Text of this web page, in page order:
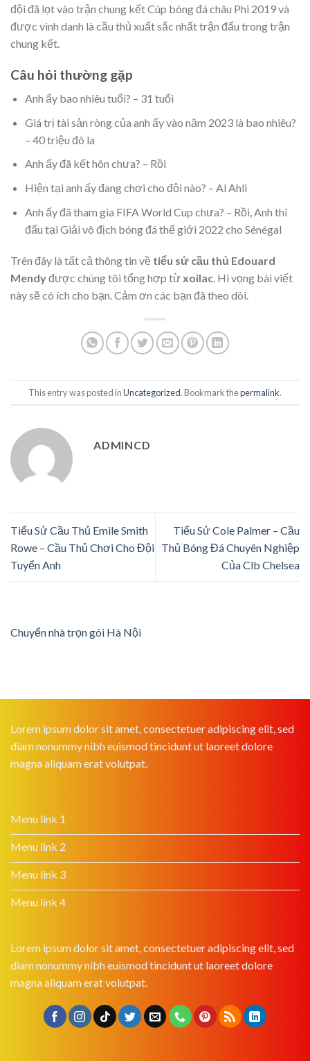
đội đã lọt vào trận chung kết Cúp bóng đá châu Phi 2019 và
được vinh danh là cầu thủ xuất sắc nhất trận đấu trong trận
chung kết.
Câu hỏi thường gặp
Anh ấy bao nhiêu tuổi? – 31 tuổi
Giá trị tài sản ròng của anh ấy vào năm 2023 là bao nhiêu?
– 40 triệu đô la
Anh ấy đã kết hôn chưa? – Rồi
Hiện tại anh ấy đang chơi cho đội nào? – Al Ahli
Anh ấy đã tham gia FIFA World Cup chưa? – Rồi, Anh thi
đấu tại Giải vô địch bóng đá thế giới 2022 cho Sénégal
Trên đây là tất cả thông tin về tiểu sử cầu thủ Edouard
Mendyđược chúng tôi tổng hợp từxoilac. Hi vọng bài viết
này sẽ có ích cho bạn. Cảm ơn các bạn đã theo dõi.
This entry was posted inUncategorized. Bookmark thepermalink.
ADMINCD
Tiểu Sử Cầu Thủ Emile Smith
Rowe – Cầu Thủ Chơi Cho Đội
Tuyển Anh
Tiểu Sử Cole Palmer – Cầu
Thủ Bóng Đá Chuyên Nghiệp
Của Clb Chelsea
Chuyển nhà trọn gói Hà Nội
Lorem ipsum dolor sit amet, consectetuer adipiscing elit, sed
diam nonummy nibh euismod tincidunt ut laoreet dolore
magna aliquam erat volutpat.
Menu link 1
Menu link 2
Menu link 3
Menu link 4
Lorem ipsum dolor sit amet, consectetuer adipiscing elit, sed
diam nonummy nibh euismod tincidunt ut laoreet dolore
magna aliquam erat volutpat.